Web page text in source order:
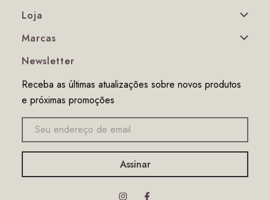
Loja
Marcas
Newsletter
Receba as últimas atualizações sobre novos produtos
e próximas promoções
Endereço
email